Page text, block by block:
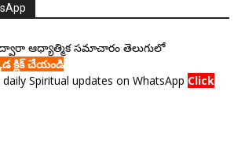
ఆధ్యాత్మిక సమాచారం తెలుగులో
క్లిక్ చేయండి
Spiritual updates on WhatsApp Click